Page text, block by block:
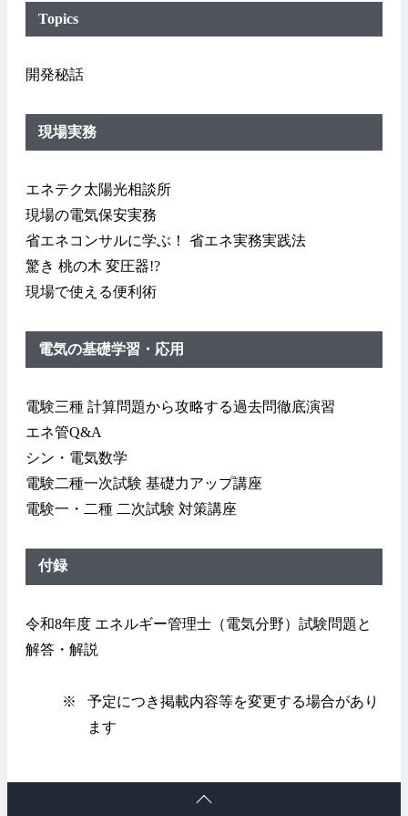
Topics
開発秘話
現場実務
エネテク太陽光相談所
現場の電気保安実務
省エネコンサルに学ぶ！ 省エネ実務実践法
驚き 桃の木 変圧器!?
現場で使える便利術
電気の基礎学習・応用
電験三種 計算問題から攻略する過去問徹底演習
エネ管Q&A
シン・電気数学
電験二種一次試験 基礎力アップ講座
電験一・二種 二次試験 対策講座
付録
令和8年度 エネルギー管理士（電気分野）試験問題と
解答・解説
※
予定につき掲載内容等を変更する場合があり
ます